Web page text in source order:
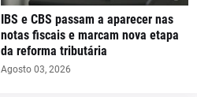
IBS e CBS passam a aparecer nas
notas fiscais e marcam nova etapa
da reforma tributária
Agosto 03, 2026